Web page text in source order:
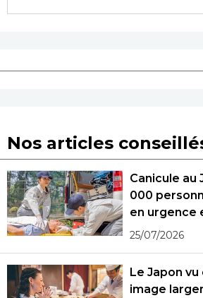
Nos articles
Canicule au
000
en urgence
25/07/2026
Le Japon vu
image